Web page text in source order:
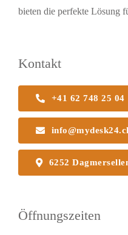
bieten die perfekte Lösung
Kontakt
+41 62 748 25 04
6252
Öffnungszeiten